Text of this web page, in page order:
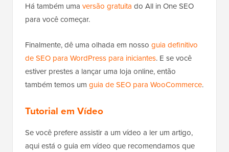
Há também uma versão gratuita do All in One SEO
para você começar.
Finalmente, dê uma olhada em nosso guia definitivo
de SEO para WordPress para iniciantes. E se você
estiver prestes a lançar uma loja online, então
também temos um guia de SEO para WooCommerce.
Tutorial em Vídeo
Se você prefere assistir a um vídeo a ler um artigo,
aqui está o guia em vídeo que recomendamos que